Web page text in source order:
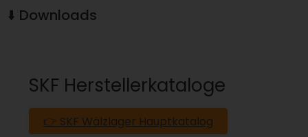
⬇️ Downloads
SKF Herstellerkataloge
👉 SKF Wälzlager Hauptkatalog